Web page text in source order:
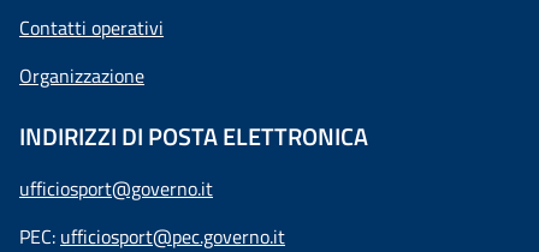
Contatti operativi
Organizzazione
INDIRIZZI DI POSTA ELETTRONICA
ufficiosport@governo.it
PEC: ufficiosport@pec.governo.it